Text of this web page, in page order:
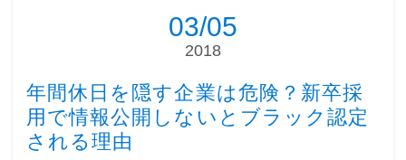
03/05
2018
年間休日を隠す企業は危険？新卒採
用で情報公開しないとブラック認定
される理由